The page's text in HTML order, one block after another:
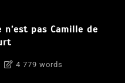
n’est pas Camille de
4 779 words